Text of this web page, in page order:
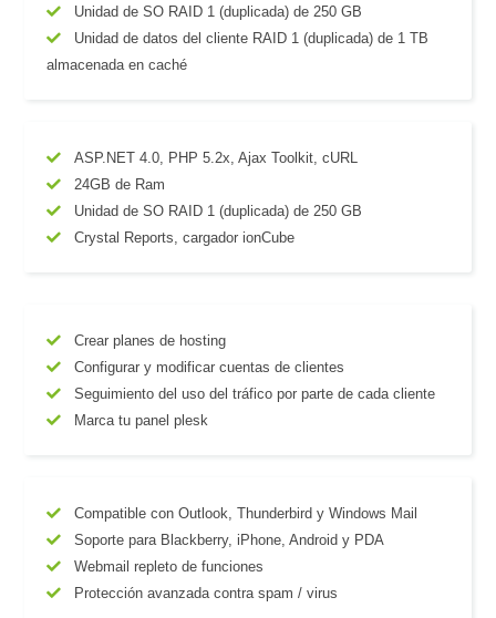
Unidad de SO RAID 1 (duplicada) de 250 GB
Unidad de datos del cliente RAID 1 (duplicada) de 1 TB
almacenada en caché
ASP.NET 4.0, PHP 5.2x, Ajax Toolkit, cURL
24GB de Ram
Unidad de SO RAID 1 (duplicada) de 250 GB
Crystal Reports, cargador ionCube
Crear planes de hosting
Configurar y modificar cuentas de clientes
Seguimiento del uso del tráfico por parte de cada cliente
Marca tu panel plesk
Compatible con Outlook, Thunderbird y Windows Mail
Soporte para Blackberry, iPhone, Android y PDA
Webmail repleto de funciones
Protección avanzada contra spam / virus